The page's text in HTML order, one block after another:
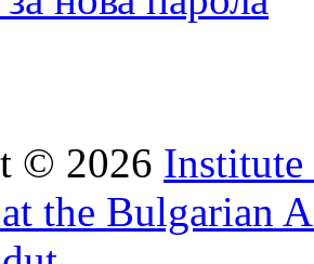
© 2026
the Bulgarian